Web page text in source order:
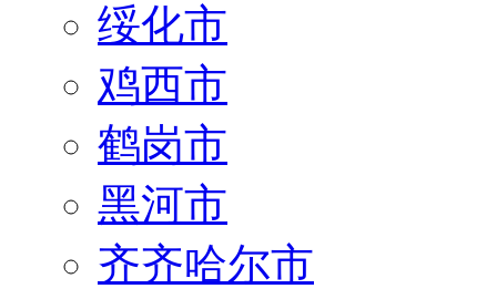
绥化市
鸡西市
鹤岗市
黑河市
齐齐哈尔市